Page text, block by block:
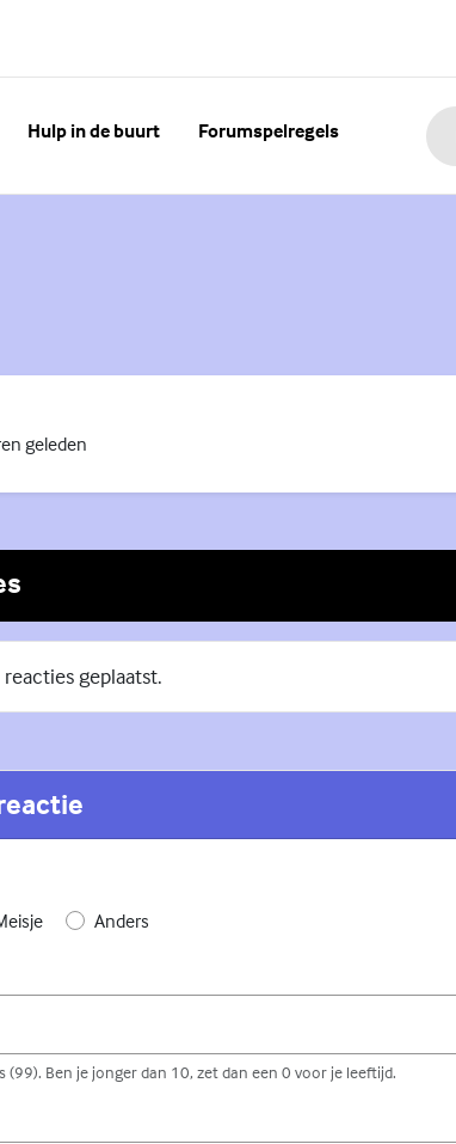
Hulp in de buurt Forumspelregels
geleden
geplaatst.
Anders
(99). Ben je jonger dan 10, zet dan een 0 voor je leeftijd.